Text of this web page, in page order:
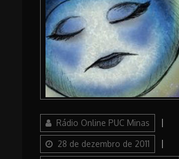
AuthorRádio Online PUC Minas
28 de dezembro de 2011